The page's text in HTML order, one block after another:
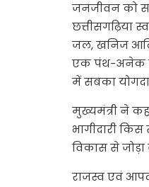
जनजीवन को
छत्तीसगढ़िया
जल, खनिज आदि
एक पंथ-अनेक
में सबका
मुख्यमंत्री ने
भागीदारी
विकास से
राजस्व एवं